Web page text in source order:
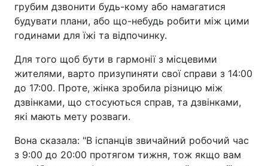
грубим дзвонити будь-кому або намагатися
будувати плани, або що-небудь робити між цими
годинами для їжі та відпочинку.
Для того щоб бути в гармонії з місцевими
жителями, варто призупиняти свої справи з 14:00
до 17:00. Проте, жінка зробила різницю між
дзвінками, що стосуються справ, та дзвінками,
які мають мету розваги.
Вона сказала: "В іспанців звичайний робочий час
з 9:00 до 20:00 протягом тижня, тож якщо вам